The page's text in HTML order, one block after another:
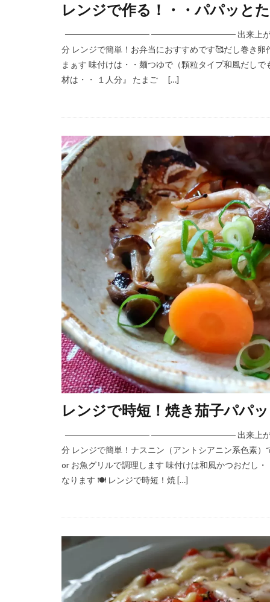
レンジで作る！・・パパッと
────────────── ────────────── 出来上がり
分 レンジで簡単！お弁当におすすめです🥰だし巻き
まぁす 味付けは・・麺つゆで（顆粒タイプ和風だし
材は・・ １人分』 たまご […]
レンジで時短！焼き茄子パパ
────────────── ────────────── 出来上がり
分 レンジで簡単！ナスニン（アントシアニン系色素
or お魚グリルで調理します 味付けは和風かつおだし
なります 🍽 レンジで時短！焼 […]